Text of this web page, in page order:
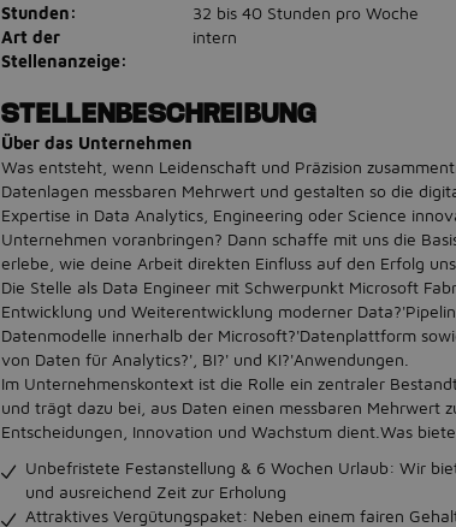
Stunden:
32 bis 40 Stunden pro Woche
Art der
Stellenanzeige:
intern
STELLENBESCHREIBUNG
Über das Unternehmen
Was entsteht, wenn Leidenschaft und Präzision
Datenlagen messbaren Mehrwert und gestalten so die
Expertise in Data Analytics, Engineering oder Science
Unternehmen voranbringen? Dann schaffe mit uns die
erlebe, wie deine Arbeit direkten Einfluss auf den Erfolg
Die Stelle als Data Engineer mit Schwerpunkt Microsoft
Entwicklung und Weiterentwicklung moderner
Datenmodelle innerhalb der Microsoft?'Datenplattform
von Daten für Analytics?', BI?' und KI?'Anwendungen.
Im Unternehmenskontext ist die Rolle ein zentraler
und trägt dazu bei, aus Daten einen messbaren Mehrwert
Entscheidungen, Innovation und Wachstum dient.Was
Unbefristete Festanstellung & 6 Wochen Urlaub: Wir
und ausreichend Zeit zur Erholung
Attraktives Vergütungspaket: Neben einem fairen